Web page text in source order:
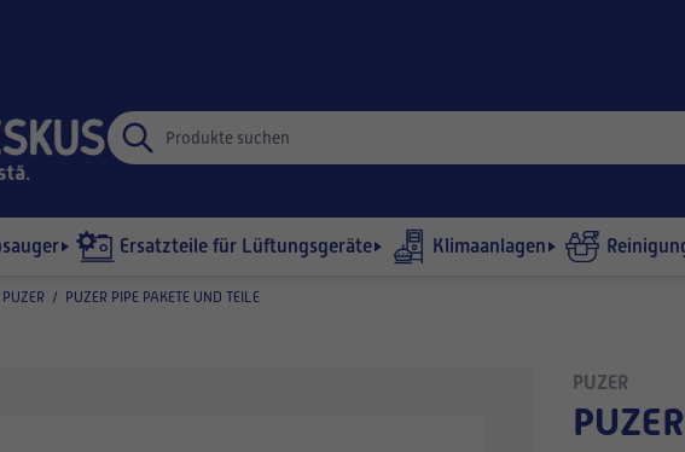
Ersatzteile für Lüftungsgeräte Klimaanlagen
PUZER / PUZER PIPE PAKETE UND TEILE
PUZER